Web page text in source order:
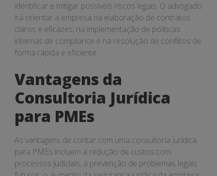
identificar e mitigar possíveis riscos legais. O advogado
irá orientar a empresa na elaboração de contratos
claros e eficazes, na implementação de políticas
internas de compliance e na resolução de conflitos de
forma rápida e eficiente.
Vantagens da
Consultoria Jurídica
para PMEs
As vantagens de contar com uma consultoria jurídica
para PMEs incluem a redução de custos com
processos judiciais, a prevenção de problemas legais